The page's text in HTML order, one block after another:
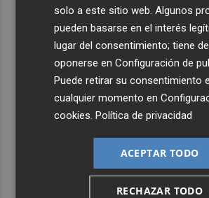
solo a este sitio web. Algunos
pueden basarse en el interés
lugar del consentimiento; tiene
oponerse enConfiguración de
Puede retirar su consentimiento
cualquier momento en
cookies .Política de privacidad
ACEPTAR TODO
RECHAZAR TODO